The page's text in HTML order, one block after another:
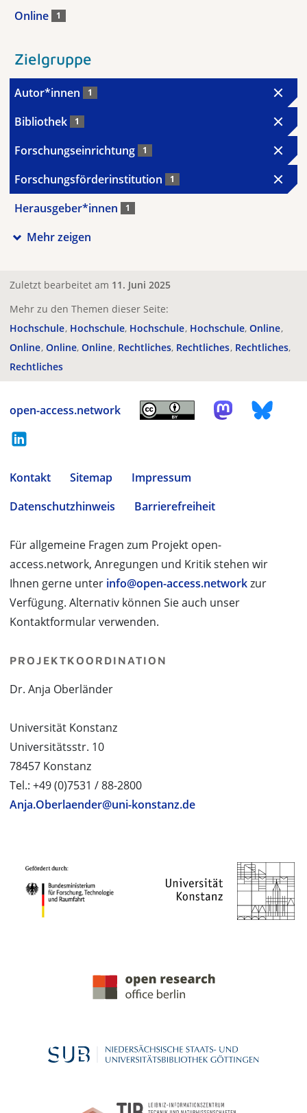
Online 1
Zielgruppe
Autor*innen 1
Bibliothek 1
Forschungseinrichtung 1
Forschungsförderinstitution 1
Herausgeber*innen 1
Mehr zeigen
Zuletzt bearbeitet am 11. Juni 2025
Mehr zu den Themen dieser Seite:
Hochschule Hochschule Hochschule Hochschule Online
Online Online Online Rechtliches Rechtliches Rechtliches
Rechtliches
open-access.network
Kontakt Sitemap
Impressum
Datenschutzhinweis
Barrierefreiheit
Für allgemeine Fragen zum Projekt open-
access.network, Anregungen und Kritik stehen wir
Ihnen gerne unter info@open-access.networkzur
Verfügung. Alternativ können Sie auch unser
Kontaktformular verwenden.
PROJEKTKOORDINATION
Dr. Anja Oberländer
Universität Konstanz
Universitätsstr. 10
78457 Konstanz
Tel.: +49 (0)7531 / 88-2800
Anja.Oberlaender@uni-konstanz.de